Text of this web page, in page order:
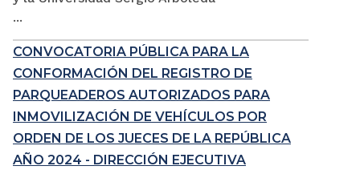
...
CONVOCATORIA PÚBLICA PARA LA
CONFORMACIÓN DEL REGISTRO DE
PARQUEADEROS AUTORIZADOS PARA
INMOVILIZACIÓN DE VEHÍCULOS POR
ORDEN DE LOS JUECES DE LA REPÚBLICA
AÑO 2024 - DIRECCIÓN EJECUTIVA